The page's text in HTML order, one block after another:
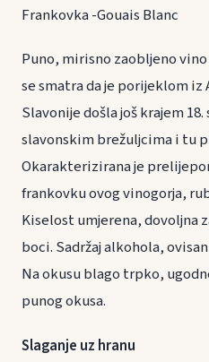
Frankovka -Gouais Blanc
Puno, mirisno zaobljeno
se smatra da je porijeklom iz
Slavonije došla još krajem
slavonskim brežuljcima i tu
Okarakterizirana je
frankovku ovog vinogorja,
Kiselost umjerena, dovoljna
boci. Sadržaj alkohola,
Na okusu blago trpko,
punog okusa.
Slaganje uz hranu